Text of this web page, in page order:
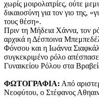
χωρίς μοιρολατρίες, ούτε
δικαιοσύνη για τον γιο της,
τους θέση».
Πριν τη Μήδεια Χάννα, τον
αρχικά η Δέσποινα
Φόνσου και η Ιωάννα
συγκεκριμένο ρόλο
Γυναικείου Ρόλου στα
ΦΩΤΟΓΡΑΦΙΑ: Από
Νεοφύτου, ο Στέφανος